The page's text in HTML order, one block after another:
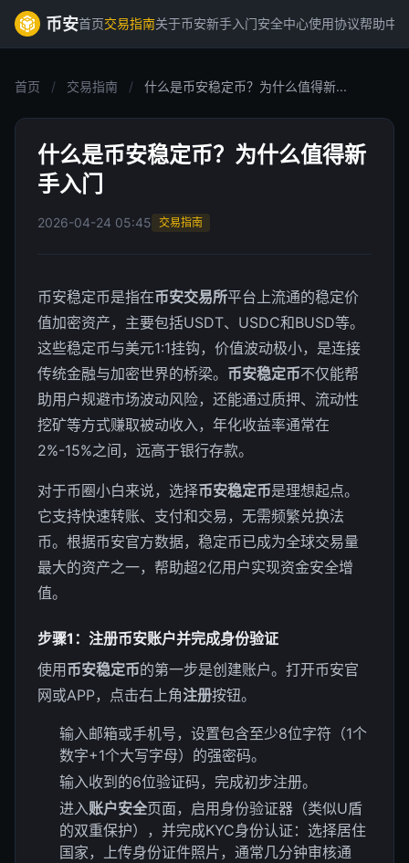
币安首页交易指南关于币安新手入门安全中心使用协议帮助中
首页 / 交易指南 / 什么是币安稳定币？为什么值得新...
什么是币安稳定币？为什么值得新
手入门
2026-04-24 05:45 交易指南
币安稳定币是指在币安交易所平台上流通的稳定价
值加密资产，主要包括USDT、USDC和BUSD等。
这些稳定币与美元1:1挂钩，价值波动极小，是连接
传统金融与加密世界的桥梁。 币安稳定币不仅能帮
助用户规避市场波动风险，还能通过质押、流动性
挖矿等方式赚取被动收入，年化收益率通常在
2%-15%之间，远高于银行存款。
对于币圈小白来说，选择币安稳定币是理想起点。
它支持快速转账、支付和交易，无需频繁兑换法
币。根据币安官方数据，稳定币已成为全球交易量
最大的资产之一，帮助超2亿用户实现资金安全增
值。
步骤1：注册币安账户并完成身份验证
使用 币安稳定币的第一步是创建账户。打开币安官
网或APP，点击右上角注册按钮。
输入邮箱或手机号，设置包含至少8位字符（1个
数字+1个大写字母）的强密码。
输入收到的6位验证码，完成初步注册。
进入账户安全页面，启用身份验证器（类似U盾
的双重保护），并完成KYC身份认证：选择居住
国家，上传身份证件照片，通常几分钟审核通